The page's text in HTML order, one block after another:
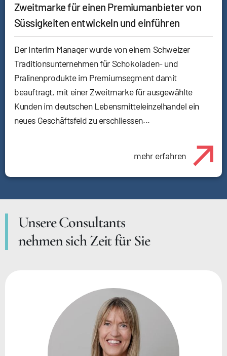
Zweitmarke für einen Premiumanbieter von
Süssigkeiten entwickeln und einführen
Der Interim Manager wurde von einem Schweizer
Traditionsunternehmen für Schokoladen- und
Pralinenprodukte im Premiumsegment damit
beauftragt, mit einer Zweitmarke für ausgewählte
Kunden im deutschen Lebensmitteleinzelhandel ein
neues Geschäftsfeld zu erschliessen...
mehr erfahren
Unsere Consultants
nehmen sich Zeit für Sie